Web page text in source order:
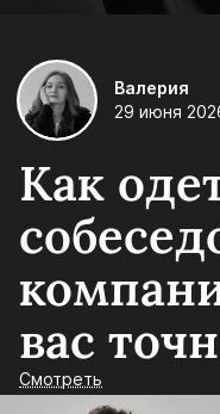
Валерия
29 июня
Как
вас
Смотреть